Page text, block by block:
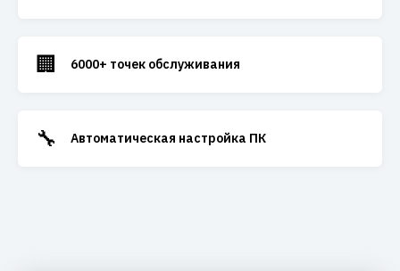
🏢 6000+ точек обслуживания
🔧 Автоматическая настройка ПК